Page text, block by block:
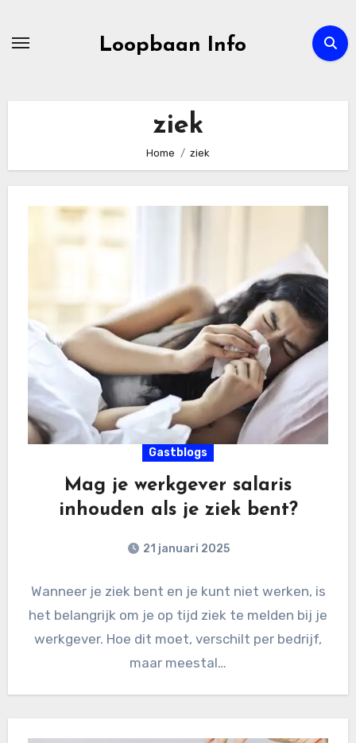
Loopbaan Info
ziek
Home ziek
Gastblogs
Mag je werkgever salaris
inhouden als je ziek bent?
21 januari 2025
Wanneer je ziek bent en je kunt niet werken, is
het belangrijk om je op tijd ziek te melden bij je
werkgever. Hoe dit moet, verschilt per bedrijf,
maar meestal…